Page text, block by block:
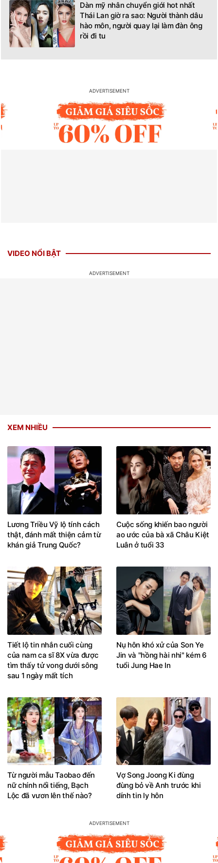
Dàn mỹ nhân chuyển giới hot nhất
Thái Lan giờ ra sao: Người thành dâu
hào môn, người quay lại làm đàn ông
rồi đi tu
VIDEO NỔI BẬT
XEM NHIỀU
Lương Triều Vỹ lộ tính cách
thật, đánh mất thiện cảm từ
khán giả Trung Quốc?
Cuộc sống khiến bao người
ao ước của bà xã Châu Kiệt
Luân ở tuổi 33
Tiết lộ tin nhắn cuối cùng
của nam ca sĩ 8X vừa được
tìm thấy tử vong dưới sông
sau 1 ngày mất tích
Nụ hôn khó xử của Son Ye
Jin và "hồng hài nhi" kém 6
tuổi Jung Hae In
Từ người mẫu Taobao đến
nữ chính nổi tiếng, Bạch
Lộc đã vươn lên thế nào?
Vợ Song Joong Ki đùng
đùng bỏ về Anh trước khi
dính tin ly hôn